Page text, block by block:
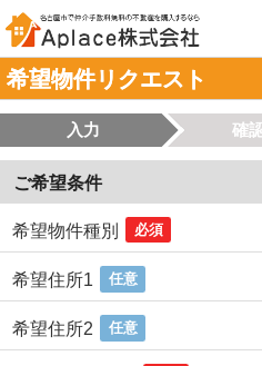
希望物件リクエスト
入力 確
ご希望条件
希望物件種別 必須
希望住所1 任意
希望住所2 任意